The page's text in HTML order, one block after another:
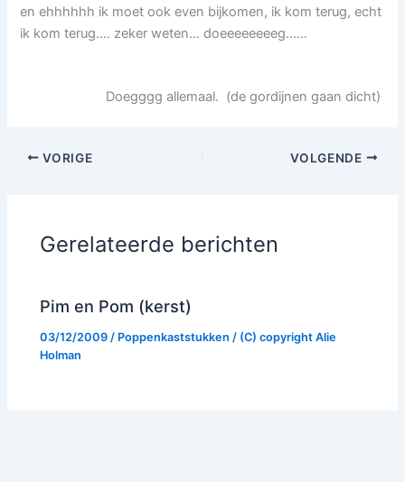
en ehhhhhh ik moet ook even bijkomen, ik kom terug, echt
ik kom terug…. zeker weten… doeeeeeeeeg……
Doegggg allemaal. (de gordijnen gaan dicht)
VORIGE VOLGENDE
Gerelateerde berichten
Pim en Pom (kerst)
03/12/2009 / Poppenkaststukken / (C) copyrightAlie
Holman